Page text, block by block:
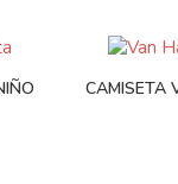
CAMISETA